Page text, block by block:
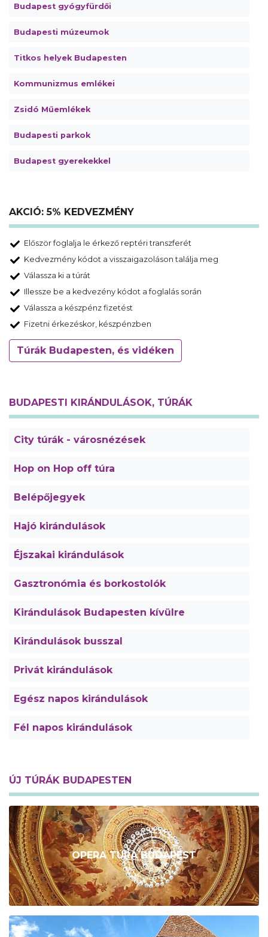
Budapest gyógyfürdői
Budapesti múzeumok
Titkos helyek Budapesten
Kommunizmus emlékei
Zsidó Műemlékek
Budapesti parkok
Budapest gyerekekkel
AKCIÓ: 5% KEDVEZMÉNY
Először foglalja le érkező reptéri transzferét
Kedvezmény kódot a visszaigazoláson találja meg
Válassza ki a túrát
Illessze be a kedvezény kódot a foglalás során
Válassza a készpénz fizetést
Fizetni érkezéskor, készpénzben
Túrák Budapesten, és vidéken
BUDAPESTI KIRÁNDULÁSOK, TÚRÁK
City túrák - városnézések
Hop on Hop off túra
Belépőjegyek
Hajó kirándulások
Éjszakai kirándulások
Gasztronómia és borkostolók
Kirándulások Budapesten kívülre
Kirándulások busszal
Privát kirándulások
Egész napos kirándulások
Fél napos kirándulások
ÚJ TÚRÁK BUDAPESTEN
OPERA TÚRA BUDAPEST